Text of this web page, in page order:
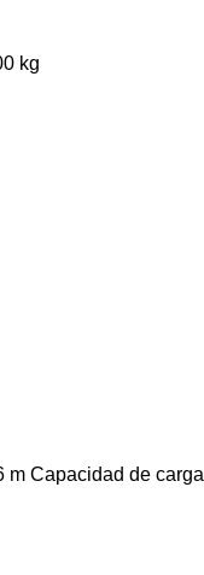
kg
m Capacidad de carga